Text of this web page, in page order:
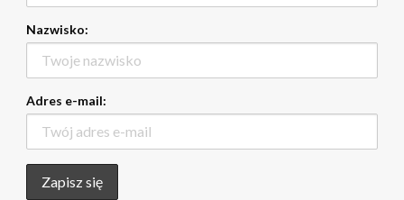
Nazwisko:
Adres e-mail: